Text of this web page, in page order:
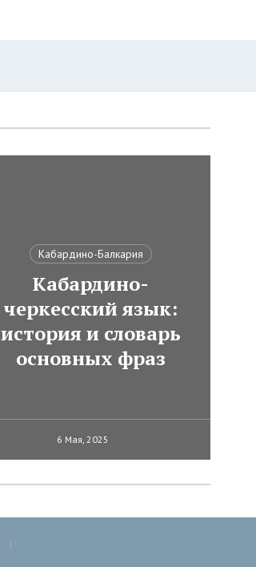
Кабардино-Балкария
Кабардино-
черкесский язык:
история и словарь
основных фраз
6 Мая, 2025